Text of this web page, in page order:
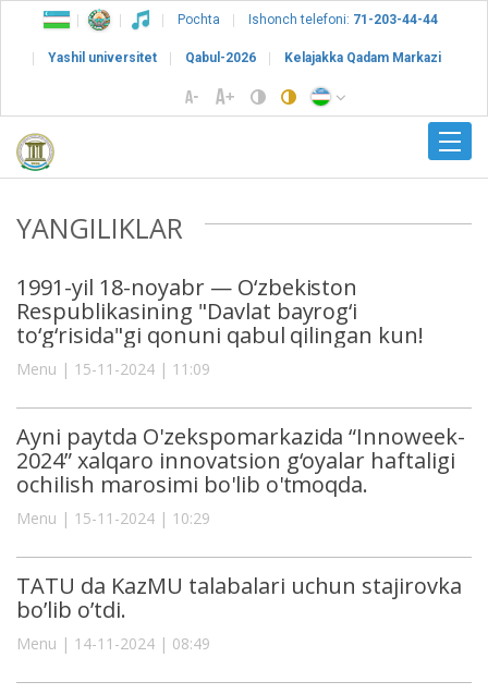
Pochta Ishonch telefoni: 71-203-44-44
Yashil universitet Qabul-2026 Kelajakka Qadam Markazi
YANGILIKLAR
1991-yil 18-noyabr — O‘zbekiston
Respublikasining "Davlat bayrog‘i
to‘g‘risida"gi qonuni qabul qilingan kun!
Menu | 15-11-2024 | 11:09
Ayni paytda O'zekspomarkazida “Innoweek-
2024” xalqaro innovatsion g‘oyalar haftaligi
ochilish marosimi bo'lib o'tmoqda.
Menu | 15-11-2024 | 10:29
TATU da KazMU talabalari uchun stajirovka
bo’lib o’tdi.
Menu | 14-11-2024 | 08:49